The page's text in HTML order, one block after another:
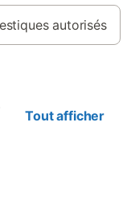
autorisés
Tout afficher